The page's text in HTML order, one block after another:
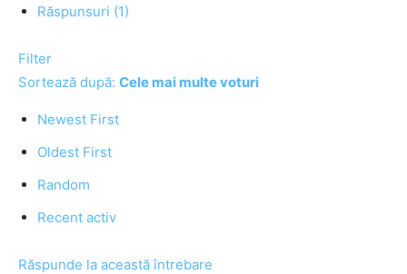
Răspunsuri (1)
Filter
Sortează după: Cele mai multe voturi
Newest First
Oldest First
Random
Recent activ
Răspunde la această întrebare